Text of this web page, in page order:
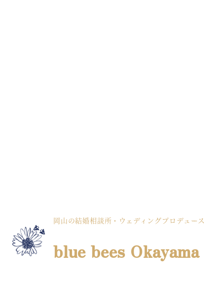
岡山の結婚相談所・ウェディングプロデュース
blue bees Okayama